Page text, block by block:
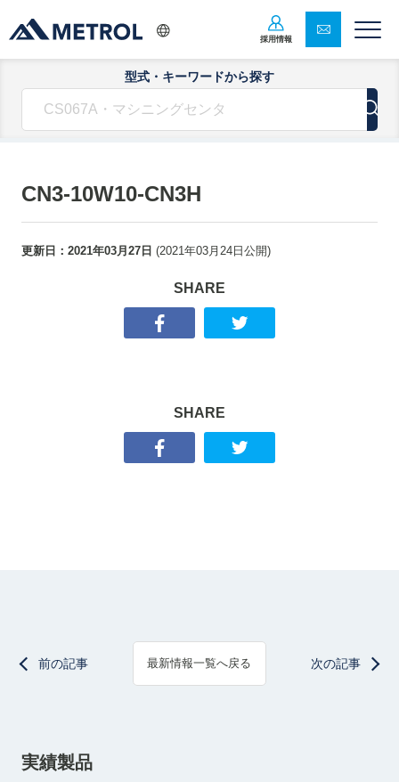
採用情報
型式・キーワードから探す
CN3-10W10-CN3H
更新日： 2021年03月27日 (2021年03月24日 公開)
SHARE
SHARE
前の記事 最新情報一覧へ戻る 次の記事
実績製品